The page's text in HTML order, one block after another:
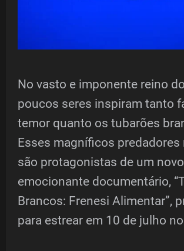
No vasto e imponente reino
poucos seres inspiram tanto
temor quanto os tubarões
Esses magníficos predadores
são protagonistas de um
emocionante documentário,
Brancos: Frenesi Alimentar”,
para estrear em 10 de julho